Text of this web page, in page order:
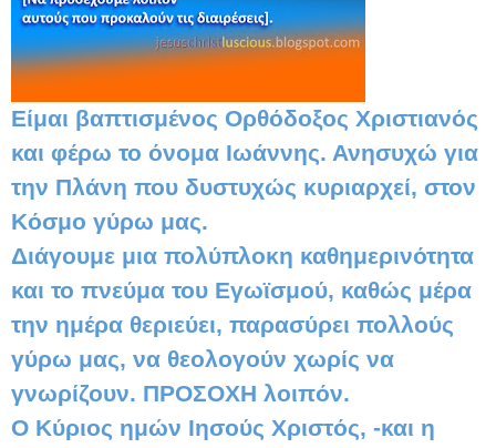
Είμαι βαπτισμένος Ορθόδοξος Χριστιανός
και φέρω το όνομα Ιωάννης. Ανησυχώ για
την Πλάνη που δυστυχώς κυριαρχεί, στον
Κόσμο γύρω μας.
Διάγουμε μια πολύπλοκη καθημερινότητα
και το πνεύμα του Εγωϊσμού, καθώς μέρα
την ημέρα θεριεύει, παρασύρει πολλούς
γύρω μας, να θεολογούν χωρίς να
γνωρίζουν. ΠΡΟΣΟΧΗ λοιπόν.
Ο Κύριος ημών Ιησούς Χριστός, -και η